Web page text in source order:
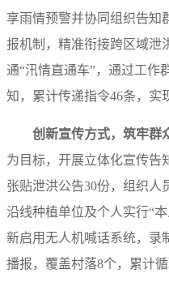
享雨情预警并协同组织告知
报机制，精准衔接跨区域泄
通“汛情直通车”，通过工作
知，累计传递指令46条，实
创新宣传方式，筑牢群
为目标，开展立体化宣传告
张贴泄洪公告30份，组织人
沿线种植单位及个人实行“
新启用无人机喊话系统，录
播报，覆盖村落8个，累计